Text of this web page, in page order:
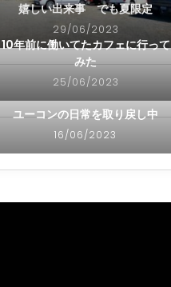
嬉しい出来事 でも夏限定
29/06/2023
10年前に働いてたカフェに行って
みた
25/06/2023
ユーコンの日常を取り戻し中
16/06/2023